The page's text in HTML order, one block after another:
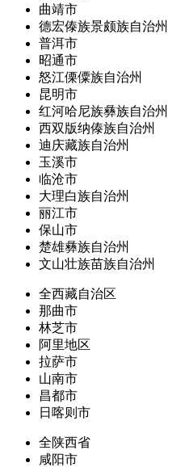
曲靖市
德宏傣族景颇族自治州
普洱市
昭通市
怒江傈僳族自治州
昆明市
红河哈尼族彝族自治州
西双版纳傣族自治州
迪庆藏族自治州
玉溪市
临沧市
大理白族自治州
丽江市
保山市
楚雄彝族自治州
文山壮族苗族自治州
全西藏自治区
那曲市
林芝市
阿里地区
拉萨市
山南市
昌都市
日喀则市
全陕西省
咸阳市